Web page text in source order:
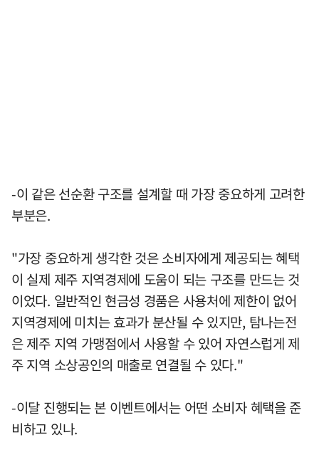
-이 같은 선순환 구조를 설계할 때 가장 중요하게 고려한
부분은.
"가장 중요하게 생각한 것은 소비자에게 제공되는 혜택
이 실제 제주 지역경제에 도움이 되는 구조를 만드는 것
이었다. 일반적인 현금성 경품은 사용처에 제한이 없어
지역경제에 미치는 효과가 분산될 수 있지만, 탐나는전
은 제주 지역 가맹점에서 사용할 수 있어 자연스럽게 제
주 지역 소상공인의 매출로 연결될 수 있다."
-이달 진행되는 본 이벤트에서는 어떤 소비자 혜택을 준
비하고 있나.